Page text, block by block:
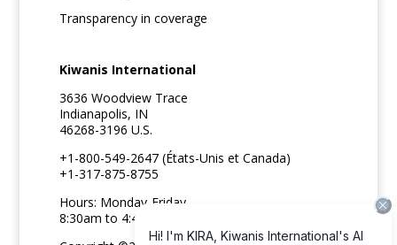
Transparency in coverage
Kiwanis International
3636 Woodview Trace
Indianapolis, IN
46268-3196 U.S.
+1-800-549-2647 (États-Unis et Canada)
+1-317-875-8755
Hours: Monday-Friday
8:30am to 4:45pm ET